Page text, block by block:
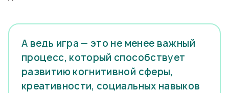
А ведь игра — это не менее важный
процесс, который способствует
развитию когнитивной сферы,
креативности, социальных навыков